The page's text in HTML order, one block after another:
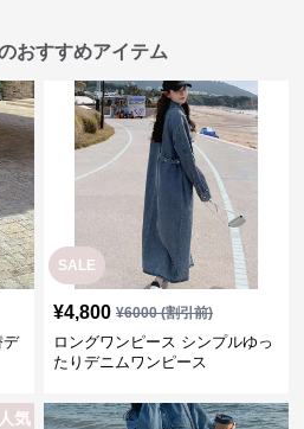
おすすめアイテム
デ
SALE
¥4,800 ¥6000(割引前)
ロングワンピース シンプルゆっ
たりデニムワンピース
人気